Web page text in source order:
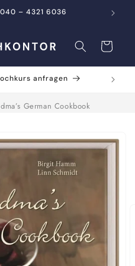
– 4321 6036
Warenkorb
anfragen
German Cookbook